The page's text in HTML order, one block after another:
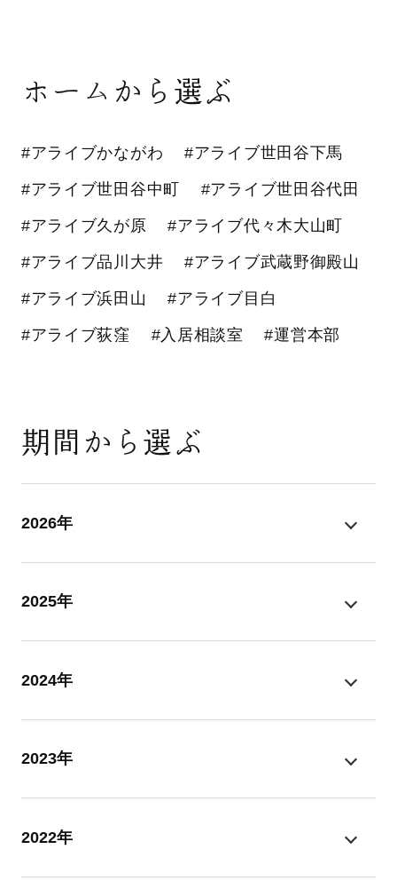
ホームから選ぶ
#アライブかながわ #アライブ世田谷下馬
#アライブ世田谷中町 #アライブ世田谷代田
#アライブ久が原 #アライブ代々木大山町
#アライブ品川大井 #アライブ武蔵野御殿山
#アライブ浜田山 #アライブ目白
#アライブ荻窪 #入居相談室 #運営本部
期間から選ぶ
2026年
2025年
2024年
2023年
2022年